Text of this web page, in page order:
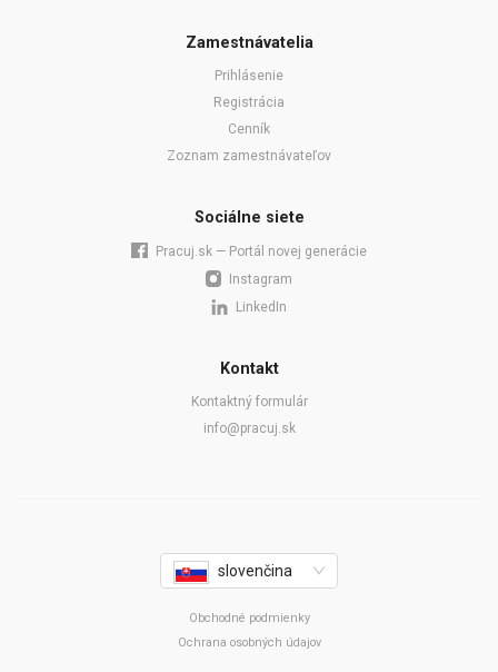
Zamestnávatelia
Prihlásenie
Registrácia
Cenník
Zoznam zamestnávateľov
Sociálne siete
Pracuj.sk — Portál novej generácie
Instagram
LinkedIn
Kontakt
Kontaktný formulár
info@pracuj.sk
slovenčina
Obchodné podmienky
Ochrana osobných údajov